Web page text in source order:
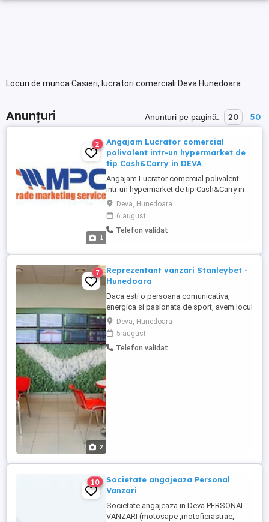
Locuri de munca Casieri, lucratori comerciali Deva Hunedoara
Anunțuri Anunțuri pe pagină: 20 50
1
2
Angajam Lucrator comercial
polivalent intr-un hypermarket de
tip Cash&Carry in DEVA
Angajam Lucrator comercial polivalent
intr-un hypermarket de tip Cash&Carry in
DEVA, Total beneficii salariale: 3.330 lei
Net. Se lucreaza 8h zi in doua schimburi
de lucru. Perioada contractuala August &
Septembrie cu posibilitate de prelungire.
si pe casele ...
Deva, Hunedoara
6 august
Telefon validat
2
7
Reprezentant vanzari Stanleybet -
Hunedoara
Daca esti o persoana comunicativa,
energica si pasionata de sport, avem locul
perfect pentru tine in echipa noastra.
Cautam un Reprezentant Vanzari care sa
aduca entuziasm, profesionalism si un
plus de energie in agentia noastra de
Deva, Hunedoara
5 august
Telefon validat
10
Societate angajeaza Personal
Vanzari
Societate angajeaza in Deva PERSONAL
VANZARI (motosape ,motofierastrae,